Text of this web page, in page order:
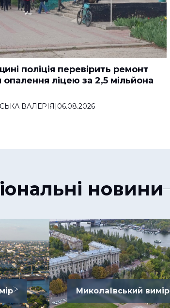
поліція перевірить ремонт
опалення ліцею за 2,5 мільйона
ВАЛЕРІЯ|06.08.2026
новини
Миколаївський вимір